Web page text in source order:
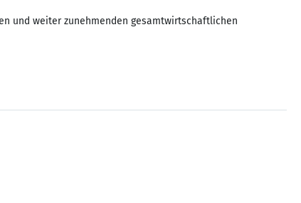
und weiter zunehmenden gesamtwirtschaftlichen